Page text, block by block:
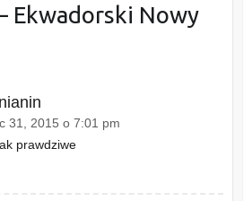
Ekwadorski Nowy
31, 2015 o 7:01 pm
prawdziwe